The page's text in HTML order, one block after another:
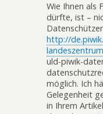
Wie Ihnen als
dürfte, ist –
http://
uld-piwik-
möglich. Ich
Gelegenheit
in Ihrem